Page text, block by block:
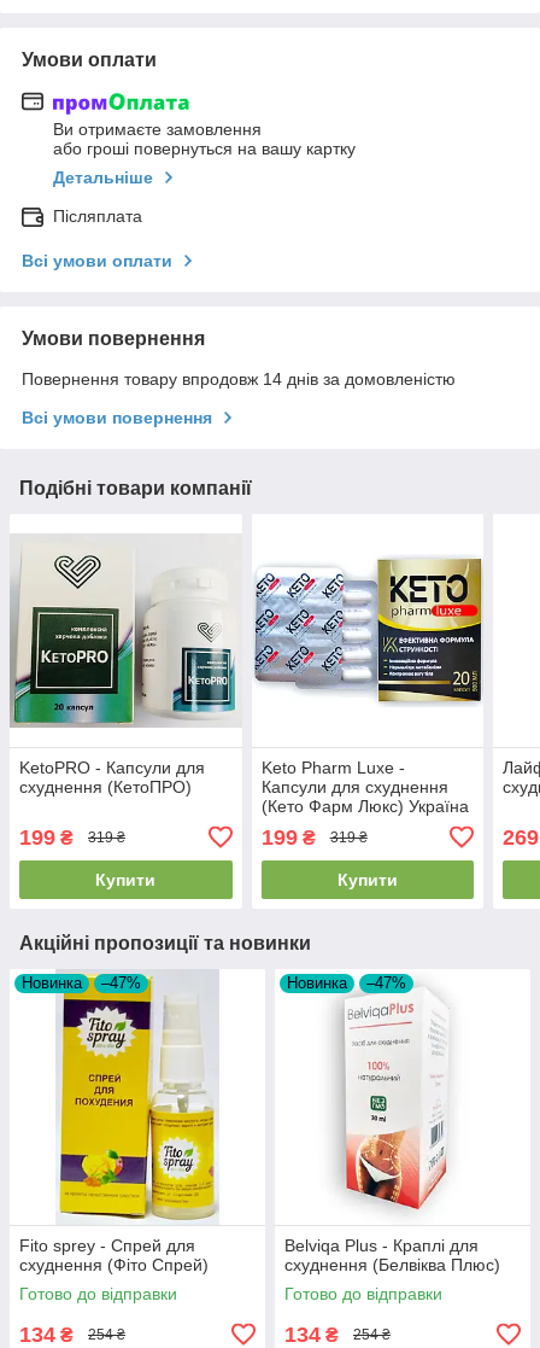
Умови оплати
Ви отримаєте замовлення
або гроші повернуться на вашу картку
Детальніше
Післяплата
Всі умови оплати
Умови повернення
Повернення товару впродовж 14 днів за домовленістю
Всі умови повернення
Подібні товари компанії
KetoPRO - Капсули для
схуднення (КетоПРО)
199 ₴ 319 ₴
Купити
Keto Pharm Luxe -
Капсули для схуднення
(Кето Фарм Люкс) Україна
199₴ 319 ₴
Купити
269
Акційні пропозиції та новинки
Новинка –47%
Fito sprey - Спрей для
схуднення (Фіто Спрей)
Готово до відправки
134 ₴ 254 ₴
Новинка –47%
Belviqa Plus - Краплі для
схуднення (Белвіква Плюс)
Готово до відправки
134 ₴ 254 ₴